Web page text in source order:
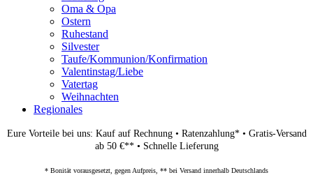
Oma & Opa
Ostern
Ruhestand
Silvester
Taufe/Kommunion/Konfirmation
Valentinstag/Liebe
Vatertag
Weihnachten
Regionales
Eure Vorteile bei uns: Kauf auf Rechnung • Ratenzahlung* • Gratis-Versand
ab 50 €** • Schnelle Lieferung
* Bonität vorausgesetzt, gegen Aufpreis, ** bei Versand innerhalb Deutschlands